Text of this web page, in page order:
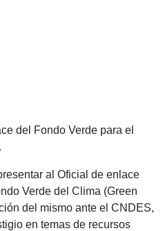
del Fondo Verde para el
al Oficial de enlace
Verde del Clima (Green
del mismo ante el CNDES,
en temas de recursos